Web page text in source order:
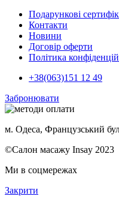
Подарункові
Контакти
Новини
Договір оферти
Політика
+38(063)151 12 49
Забронювати
м. Одеса, Французський
©Салон масажу Insay 2023
Ми в соцмережах
Закрити